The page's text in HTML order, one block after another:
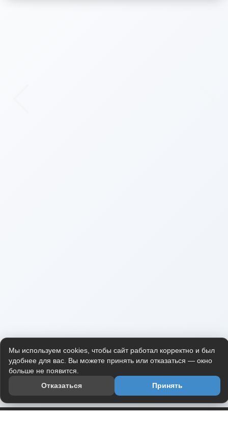
Мы используем cookies, чтобы сайт работал корректно и был
удобнее для вас. Вы можете принять или отказаться — окно
больше не появится.
Отказаться
Принять